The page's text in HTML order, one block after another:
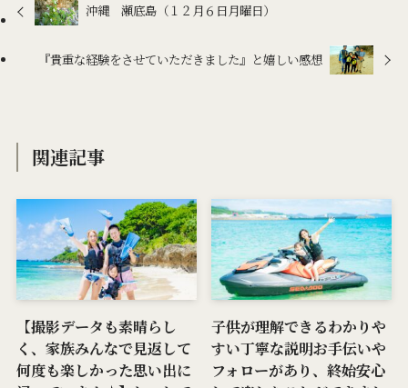
沖縄 瀬底島（１２月６日月曜日）
『貴重な経験をさせていただきました』と嬉しい感想
関連記事
【撮影データも素晴らし
く、家族みんなで見返して
何度も楽しかった思い出に
子供が理解できるわかりや
すい丁寧な説明お手伝いや
フォローがあり、終始安心